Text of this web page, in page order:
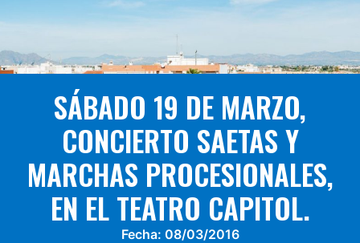
SÁBADO 19 DE MARZO,
CONCIERTO SAETAS Y
MARCHAS PROCESIONALES,
EN EL TEATRO CAPITOL.
Fecha: 08/03/2016